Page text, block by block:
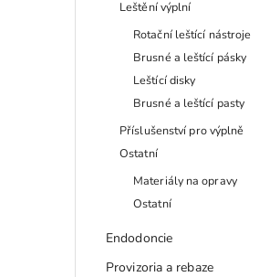
Leštění výplní
Rotační leštící nástroje
Brusné a leštící pásky
Leštící disky
Brusné a leštící pasty
Příslušenství pro výplně
Ostatní
Materiály na opravy
Ostatní
Endodoncie
Provizoria a rebaze